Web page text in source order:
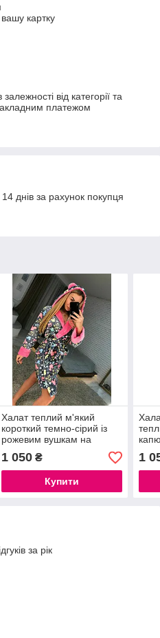
картку
від категорії та
платежом
днів за рахунок покупця
Халат теплий м'який
короткий темно-сірий із
рожевим вушкам на
капюшоні мікі
1 050₴
Купити
1
за рік